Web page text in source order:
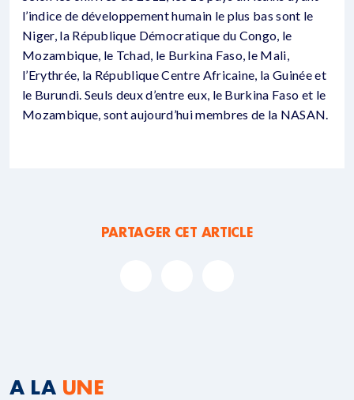
l’indice de développement humain le plus bas sont le
Niger, la République Démocratique du Congo, le
Mozambique, le Tchad, le Burkina Faso, le Mali,
l’Erythrée, la République Centre Africaine, la Guinée et
le Burundi. Seuls deux d’entre eux, le Burkina Faso et le
Mozambique, sont aujourd’hui membres de la NASAN.
PARTAGER CET ARTICLE
A LA UNE